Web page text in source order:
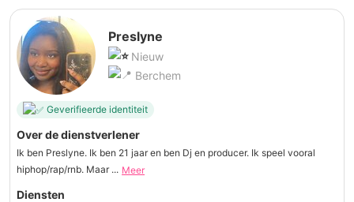
Preslyne
Nieuw
Berchem
Geverifieerde identiteit
Over de dienstverlener
Ik ben Preslyne. Ik ben 21 jaar en ben Dj en producer. Ik speel vooral
hiphop/rap/rnb. Maar ... Meer
Diensten